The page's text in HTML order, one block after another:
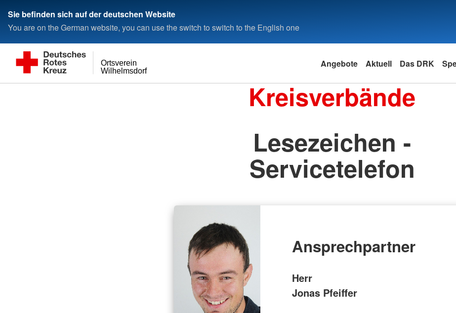
Sie befinden sich auf der deutschen Website
You are on the German website, you can use the switch to switch to the English one
Wilhelmsdorf
Ortsverein Angebote Aktuell Das DRK
Kreisverbände
Lesezeichen -
Servicetelefon
Ansprechpartner
Herr
Jonas Pfeiffer